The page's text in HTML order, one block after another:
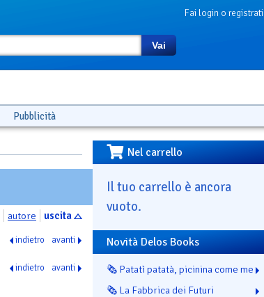
Fai login o registrati
Vai
Pubblicità
autore uscita
indietro avanti
indietro avanti
Nel carrello
Il tuo carrello è ancora
vuoto.
Novità Delos Books
🗞️ Patatì patatà, picinina come me
🗞️ La Fabbrica dei Futuri